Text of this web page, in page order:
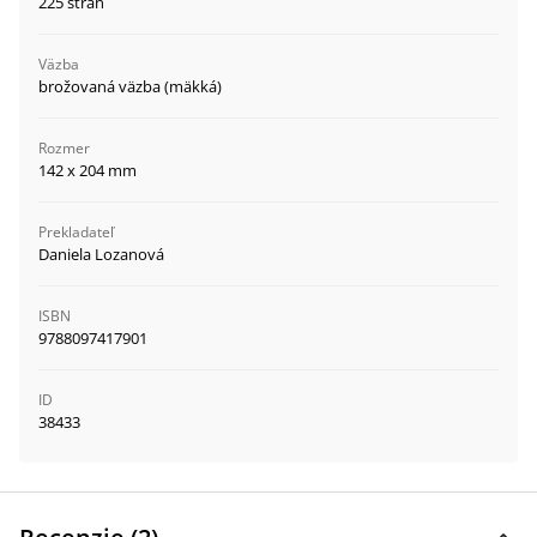
Väzba
brožovaná väzba (mäkká)
Rozmer
142 x 204 mm
Prekladateľ
Daniela Lozanová
ISBN
9788097417901
ID
38433